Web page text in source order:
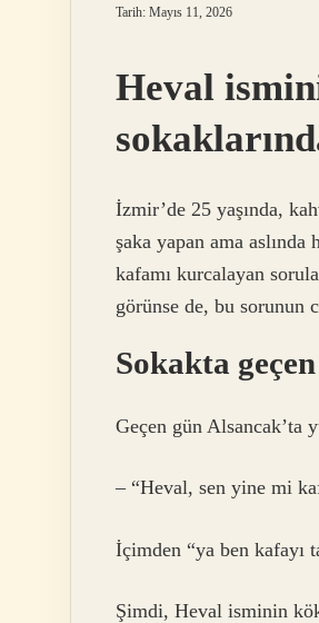
Tarih: Mayıs 11, 2026
Heval
İzmir’de 25 yaşında,
şaka yapan ama
kafamı kurcalayan
görünse de, bu sorunun
Sokakta
Geçen gün Alsancak’ta
– “Heval, sen yine mi
İçimden “ya ben kafayı
Şimdi, Heval isminin